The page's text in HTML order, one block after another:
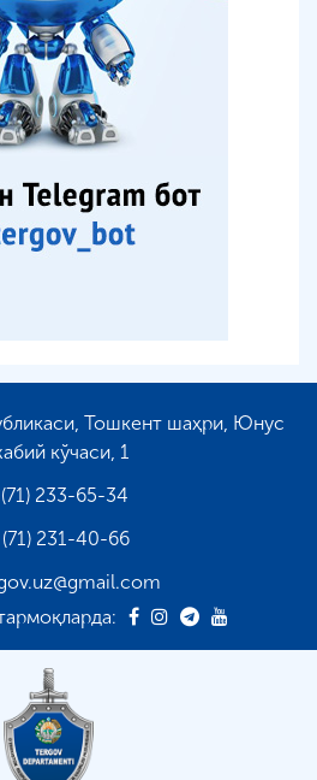
Тошкент шаҳри, Юнус
кўчаси, 1
(71) 233-65-34
(71) 231-40-66